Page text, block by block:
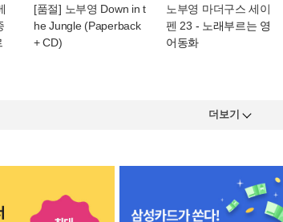
[품절] 노부영 Down in t
he Jungle (Paperback
+ CD)
노부영 마더구스 세이
펜 23 - 노래부르는 영
어동화
더보기